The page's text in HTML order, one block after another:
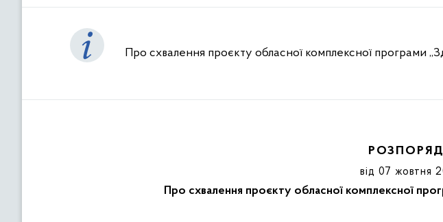
Про схвалення проєкту обласної комплексної програми
від 07 жовтня
Про схвалення проєкту обласної комплексної